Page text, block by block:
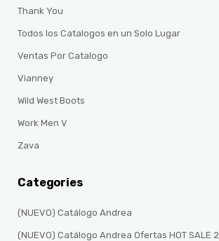
Thank You
Todos los Catalogos en un Solo Lugar
Ventas Por Catalogo
Vianney
Wild West Boots
Work Men V
Zava
Categories
(NUEVO) Catálogo Andrea
(NUEVO) Catálogo Andrea Ofertas HOT SALE